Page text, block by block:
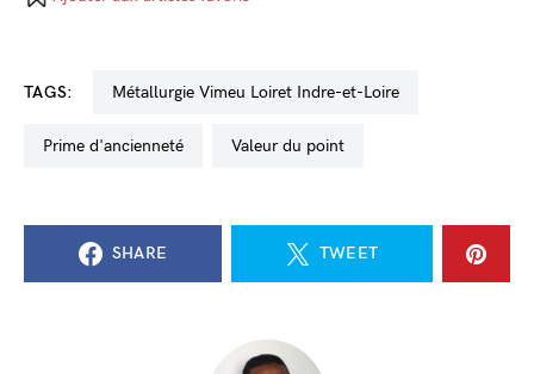
TAGS: métallurgie Vimeu Loiret Indre-et-Loire
prime d'ancienneté valeur du point
SHARE TWEET